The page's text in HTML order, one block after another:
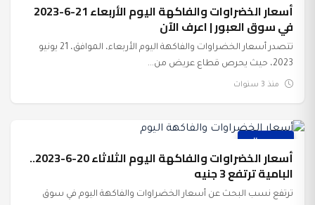
أسعار الخضراوات والفاكهة اليوم الأربعاء 21-6-2023
في سوق العبور | اعرف الآن
تتصدر أسعار الخضراوات والفاكهة اليوم الأربعاء، الموافق، 21 يونيو
2023، حيث يحرص قطاع عريض من...
منذ 3 سنوات
عرب وعالم
أسعار الخضراوات والفاكهة اليوم الثلاثاء 20-6-2023..
البامية ترتفع 3 جنيه
ترتفع نسب البحث عن أسعار الخضراوات والفاكهة اليوم في سوق